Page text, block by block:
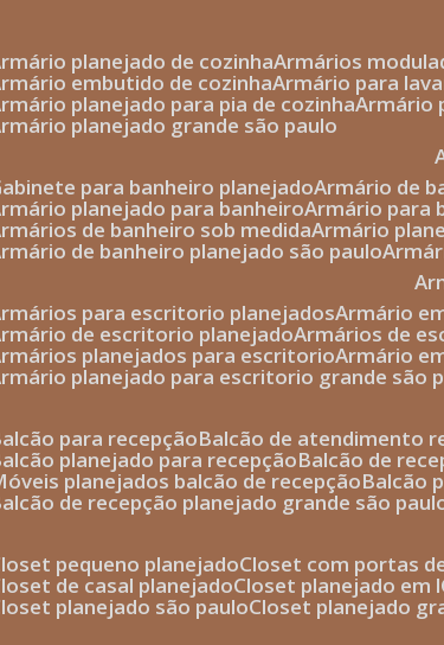
armário planejado de cozinha armários
armário embutido de cozinha armário para
armário planejado para pia de cozinha
armário planejado grande são paulo
gabinete para banheiro planejado armário de
armário planejado para banheiro armário
armários de banheiro sob medida armário
armário de banheiro planejado são paulo
armários para escritorio planejados armário
armário de escritorio planejado armários de
armários planejados para escritorio armário
armário planejado para escritorio grande são
balcão para recepção
balcão de atendimento
balcão planejado para recepção balcão de
móveis planejados balcão de recepção balcão
balcão de recepção planejado grande são
closet pequeno planejado closet com portas
closet de casal planejado closet planejado em l
closet planejado são paulo closet planejado